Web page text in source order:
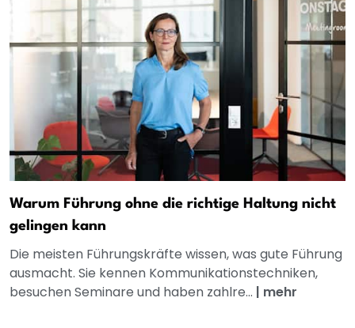
Warum Führung ohne die richtige Haltung nicht
gelingen kann
Die meisten Führungskräfte wissen, was gute Führung
ausmacht. Sie kennen Kommunikationstechniken,
besuchen Seminare und haben zahlre... | mehr